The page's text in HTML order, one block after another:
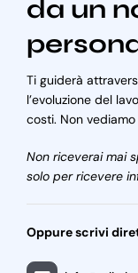
da un
Ti guiderà
l’evoluzione del
costi. Non
Non riceverai mai
solo per ricevere
Oppure scrivi